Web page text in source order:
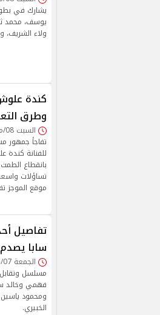
يشارك في
يوسف، محمد
ولاء الشريف،
كندة
وطرق
السبت 08/مارس/2025 - 12:25 ص
للفنانة
بانقطاع
تساؤلات
موقع الموجز
تفاصيل
سابا
الجمعة 07/مارس/2025 - 03:35 ص
مسلسل وتقابل
فهمي وخالد
ومحمود
الخبيري.